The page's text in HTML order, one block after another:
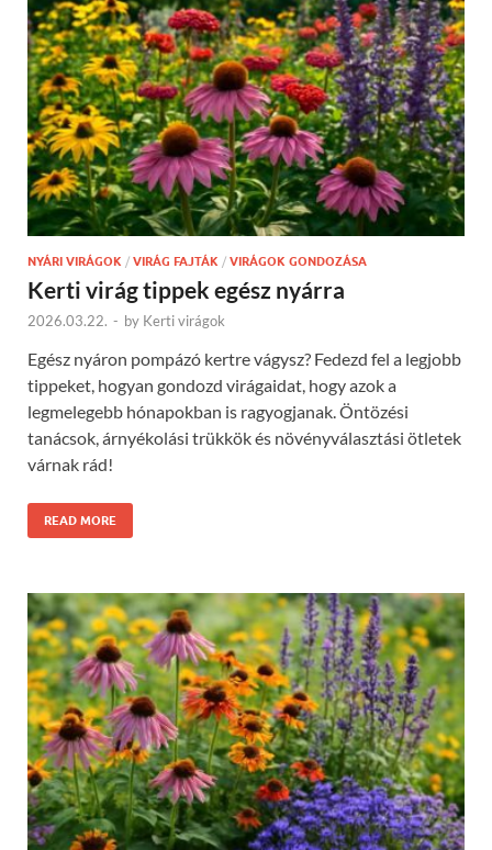
NYÁRI VIRÁGOK / VIRÁG FAJTÁK / VIRÁGOK GONDOZÁSA
Kerti virág tippek egész nyárra
2026.03.22. - by Kerti virágok
Egész nyáron pompázó kertre vágysz? Fedezd fel a legjobb
tippeket, hogyan gondozd virágaidat, hogy azok a
legmelegebb hónapokban is ragyogjanak. Öntözési
tanácsok, árnyékolási trükkök és növényválasztási ötletek
várnak rád!
READ MORE